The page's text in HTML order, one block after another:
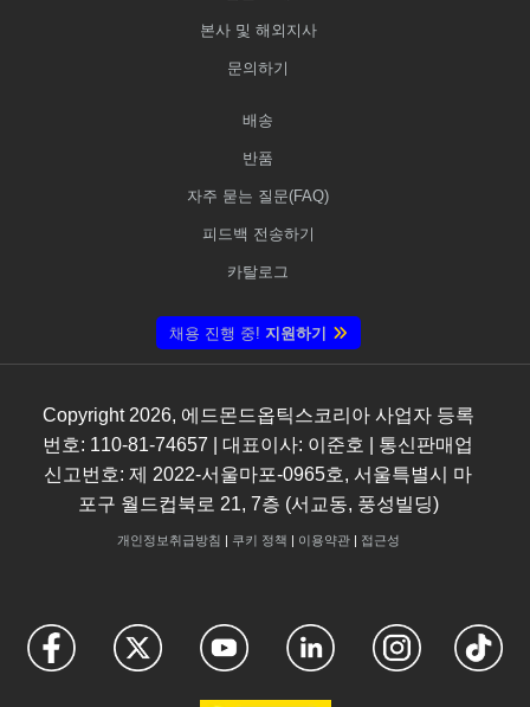
본사 및 해외지사
문의하기
배송
반품
자주 묻는 질문(FAQ)
피드백 전송하기
카탈로그
채용 진행 중! 지원하기
Copyright 2026, 에드몬드옵틱스코리아 사업자 등록
번호: 110-81-74657 | 대표이사: 이준호 | 통신판매업
신고번호: 제 2022-서울마포-0965호, 서울특별시 마
포구 월드컵북로 21, 7층 (서교동, 풍성빌딩)
개인정보취급방침 | 쿠키 정책 | 이용약관| 접근성